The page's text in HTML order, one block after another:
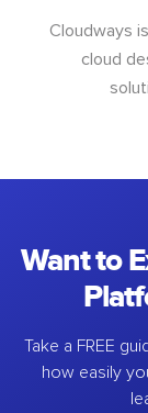
Cloudways
cloud
Want to
Take a FREE
how easily